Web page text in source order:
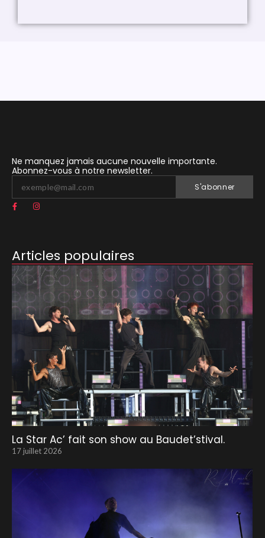
Ne manquez jamais aucune nouvelle importante.
Abonnez-vous à notre newsletter.
S'abonner
Articles populaires
La Star Ac’ fait son show au Baudet’stival.
17 juillet 2026